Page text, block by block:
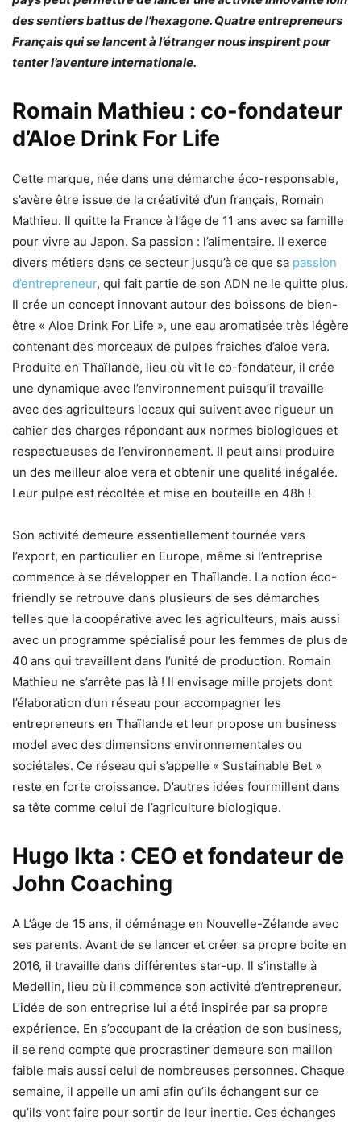
des sentiers battus de l’hexagone. Quatre entrepreneurs
Français qui se lancent à l’étranger nous inspirent pour
tenter l’aventure internationale.
Romain Mathieu : co-fondateur
d’Aloe Drink For Life
Cette marque, née dans une démarche éco-responsable,
s’avère être issue de la créativité d’un français, Romain
Mathieu. Il quitte la France à l’âge de 11 ans avec sa famille
pour vivre au Japon. Sa passion : l’alimentaire. Il exerce
divers métiers dans ce secteur jusqu’à ce que sa passion
d’entrepreneur, qui fait partie de son ADN ne le quitte plus.
Il crée un concept innovant autour des boissons de bien-
être « Aloe Drink For Life », une eau aromatisée très légère
contenant des morceaux de pulpes fraiches d’aloe vera.
Produite en Thaïlande, lieu où vit le co-fondateur, il crée
une dynamique avec l’environnement puisqu’il travaille
avec des agriculteurs locaux qui suivent avec rigueur un
cahier des charges répondant aux normes biologiques et
respectueuses de l’environnement. Il peut ainsi produire
un des meilleur aloe vera et obtenir une qualité inégalée.
Leur pulpe est récoltée et mise en bouteille en 48h !
Son activité demeure essentiellement tournée vers
l’export, en particulier en Europe, même si l’entreprise
commence à se développer en Thaïlande. La notion éco-
friendly se retrouve dans plusieurs de ses démarches
telles que la coopérative avec les agriculteurs, mais aussi
avec un programme spécialisé pour les femmes de plus de
40 ans qui travaillent dans l’unité de production. Romain
Mathieu ne s’arrête pas là ! Il envisage mille projets dont
l’élaboration d’un réseau pour accompagner les
entrepreneurs en Thaïlande et leur propose un business
model avec des dimensions environnementales ou
sociétales. Ce réseau qui s’appelle « Sustainable Bet »
reste en forte croissance. D’autres idées fourmillent dans
sa tête comme celui de l’agriculture biologique.
Hugo Ikta : CEO et fondateur de
John Coaching
A L’âge de 15 ans, il déménage en Nouvelle-Zélande avec
ses parents. Avant de se lancer et créer sa propre boite en
2016, il travaille dans différentes star-up. Il s’installe à
Medellin, lieu où il commence son activité d’entrepreneur.
L’idée de son entreprise lui a été inspirée par sa propre
expérience. En s’occupant de la création de son business,
il se rend compte que procrastiner demeure son maillon
faible mais aussi celui de nombreuses personnes. Chaque
semaine, il appelle un ami afin qu’ils échangent sur ce
qu’ils vont faire pour sortir de leur inertie. Ces échanges